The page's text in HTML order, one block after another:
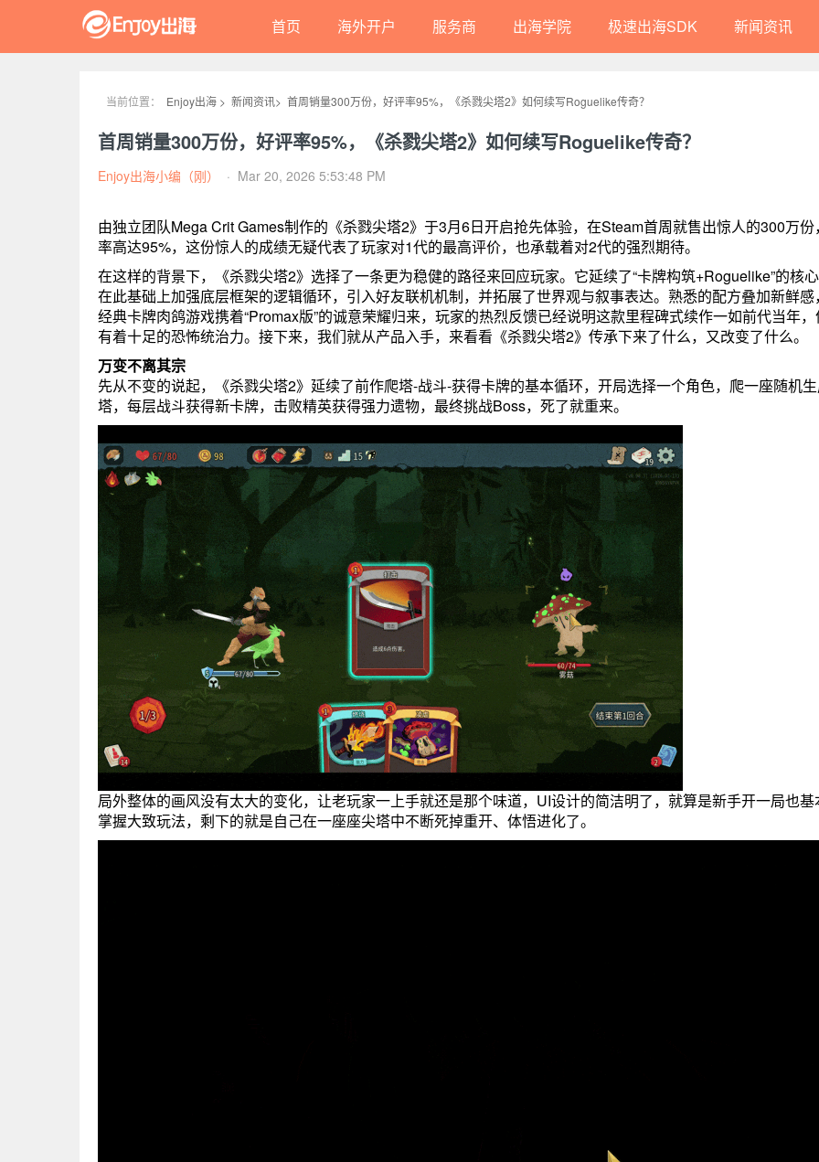
首页 海外开户 服务商 出海学院 极速出海SDK 新闻资讯
当前位置： Enjoy出海 > 新闻资讯> 首周销量300万份，好评率95%，《杀戮尖塔2》如何续写Roguelike传奇？
首周销量300万份，好评率95%，《杀戮尖塔2》如何续写Roguelike传奇？
Enjoy出海小编（刚） · Mar 20, 2026 5:53:48 PM
由独立团队Mega Crit Games制作的《杀戮尖塔2》于3月6日开启抢先体验，在Steam首周就售出惊人的300万份
率高达95%，这份惊人的成绩无疑代表了玩家对1代的最高评价，也承载着对2代的强烈期待。
在这样的背景下，《杀戮尖塔2》选择了一条更为稳健的路径来回应玩家。它延续了“卡牌构筑+Roguelike”的核
在此基础上加强底层框架的逻辑循环，引入好友联机机制，并拓展了世界观与叙事表达。熟悉的配方叠加新鲜感
经典卡牌肉鸽游戏携着“Promax版”的诚意荣耀归来，玩家的热烈反馈已经说明这款里程碑式续作一如前代当年
有着十足的恐怖统治力。接下来，我们就从产品入手，来看看《杀戮尖塔2》传承下来了什么，又改变了什么。
万变不离其宗
先从不变的说起，《杀戮尖塔2》延续了前作爬塔-战斗-获得卡牌的基本循环，开局选择一个角色，爬一座随机
塔，每层战斗获得新卡牌，击败精英获得强力遗物，最终挑战Boss，死了就重来。
局外整体的画风没有太大的变化，让老玩家一上手就还是那个味道，UI设计的简洁明了，就算是新手开一局也基
掌握大致玩法，剩下的就是自己在一座座尖塔中不断死掉重开、体悟进化了。